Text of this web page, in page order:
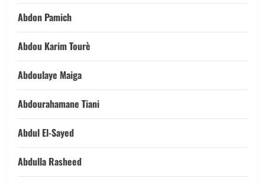
Abdon Pamich
Abdou Karim Tourè
Abdoulaye Maiga
Abdourahamane Tiani
Abdul El-Sayed
Abdulla Rasheed